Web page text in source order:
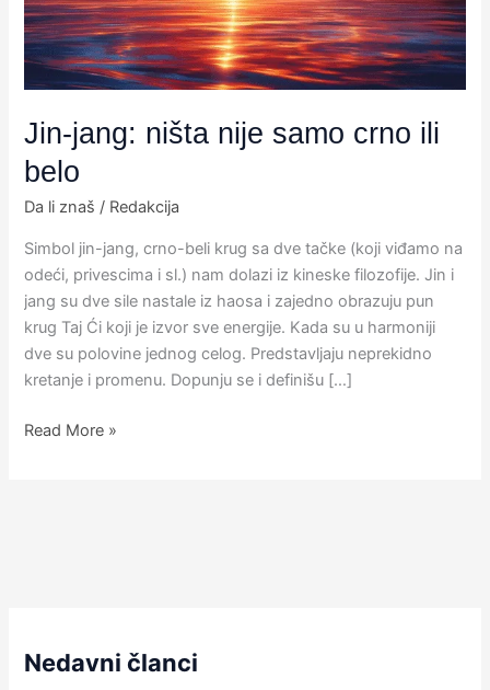
Jin-jang: ništa nije samo crno ili
belo
Da li znaš / Redakcija
Simbol jin-jang, crno-beli krug sa dve tačke (koji viđamo na
odeći, privescima i sl.) nam dolazi iz kineske filozofije. Jin i
jang su dve sile nastale iz haosa i zajedno obrazuju pun
krug Taj Ći​ koji je izvor sve energije.​ Kada su u harmoniji
dve su polovine jednog celog. Predstavljaju neprekidno
kretanje i promenu. Dopunju se i definišu […]
ili
belo
Read More »
Nedavni članci